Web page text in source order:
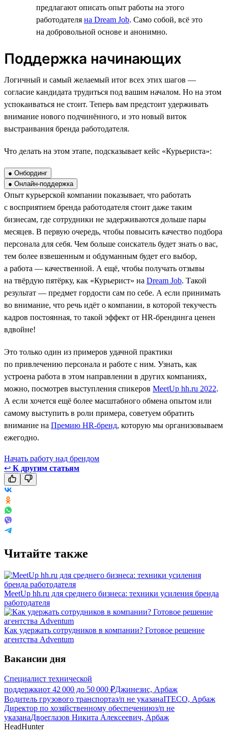
предлагают описать опыт работы на этого
работодателя на Dream Job. Само собой, всё это
на добровольной основе и анонимно.
Поддержка начинающих
Логичный и самый желаемый итог всех этих шагов —
согласие кандидата трудиться под вашим началом. Но на этом
успокаиваться не стоит. Теперь вам предстоит удерживать
внимание нового подчинённого, и это новый виток
выстраивания бренда работодателя.
Что делать на этом этапе, подсказывает кейс «Курьериста»:
● Онбординг
● Онлайн-поддержка
Опыт курьерской компании показывает, что работать
с восприятием бренда работодателя стоит даже таким
бизнесам, где сотрудники не задерживаются дольше пары
месяцев. В первую очередь, чтобы повысить качество подбора
персонала для себя. Чем больше соискатель будет знать о вас,
тем более взвешенным и обдуманным будет его выбор,
а работа — качественной. А ещё, чтобы получать отзывы
на твёрдую пятёрку, как «Курьерист» на Dream Job. Такой
результат — предмет гордости сам по себе. А если принимать
во внимание, что речь идёт о компании, в которой текучесть
кадров постоянная, то такой эффект от HR-брендинга ценен
вдвойне!
Это только один из примеров удачной практики
по привлечению персонала и работе с ним. Узнать, как
устроена работа в этом направлении в других компаниях,
можно, посмотрев выступления спикеров MeetUp hh.ru 2022.
А если хочется ещё более масштабного обмена опытом или
самому выступить в роли примера, советуем обратить
внимание на Премию HR-бренд, которую мы организовываем
ежегодно.
Начать работу над брендом
↩ К другим статьям
Читайте также
MeetUp hh.ru для среднего бизнеса: техники усиления бренда
работодателя
Как удержать сотрудников в компании? Готовое решение
агентства Adventum
Вакансии дня
Специалист технической
поддержкиот 42 000 до 50 000 ₽Джинезис, Арбаж
Водитель грузового транспортаз/п не указанаITECO, Арбаж
Директор по хозяйственному обеспечениюз/п не
указанаДвоеглазов Никита Алексеевич, Арбаж
HeadHunter